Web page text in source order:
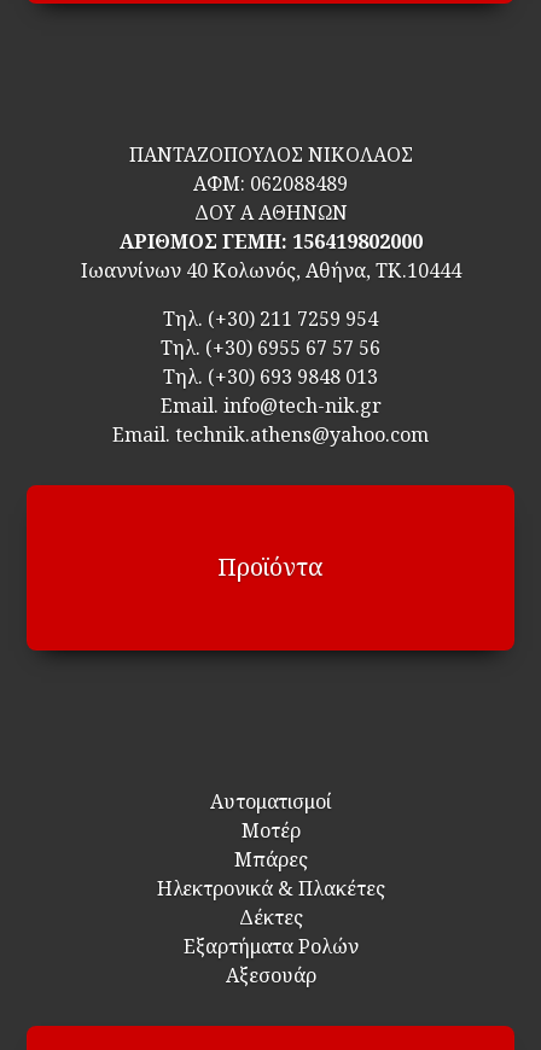
ΠΑΝΤΑΖΟΠΟΥΛΟΣ ΝΙΚΟΛΑΟΣ
ΑΦΜ: 062088489
ΔΟΥ Α ΑΘΗΝΩΝ
ΑΡΙΘΜΟΣ ΓΕΜΗ: 156419802000
Ιωαννίνων 40 Κολωνός, Αθήνα, ΤΚ.10444
Τηλ. (+30) 211 7259 954
Τηλ. (+30) 6955 67 57 56
Τηλ. (+30) 693 9848 013
Email. info@tech-nik.gr
Email. technik.athens@yahoo.com
Προϊόντα
Αυτοματισμοί
Μοτέρ
Μπάρες
Ηλεκτρονικά & Πλακέτες
Δέκτες
Εξαρτήματα Ρολών
Αξεσουάρ